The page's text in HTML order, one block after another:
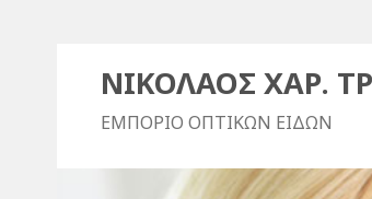
ΝΙΚΟΛΑΟΣ ΧΑΡ.
ΕΜΠΟΡΙΟ ΟΠΤΙΚΩΝ ΕΙΔΩΝ